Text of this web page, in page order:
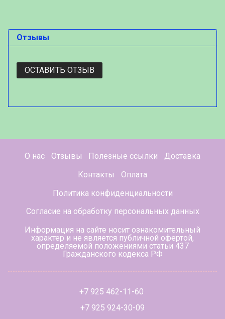
Отзывы
ОСТАВИТЬ ОТЗЫВ
О нас Отзывы Полезные ссылки
Доставка
Контакты
Оплата
Политика конфиденциальности
Согласие на обработку персональных данных
Информация на сайте носит ознакомительный
характер и не является публичной офертой,
определяемой положениями статьи 437
Гражданского кодекса РФ
+7 925 462-11-60
+7 925 924-30-09